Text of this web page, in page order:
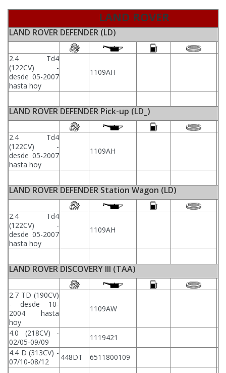
LAND ROVER
LAND ROVER DEFENDER (LD)
2.4 Td4
(122CV) -
desde 05-2007
hasta hoy
1109AH
LAND ROVER DEFENDER Pick-up (LD_)
2.4 Td4
(122CV) -
desde 05-2007
hasta hoy
1109AH
LAND ROVER DEFENDER Station Wagon (LD)
2.4 Td4
(122CV) -
desde 05-2007
hasta hoy
1109AH
LAND ROVER DISCOVERY III (TAA)
2.7 TD (190CV)
- desde 10-
2004 hasta
hoy
1109AW
4.0 (218CV) -
02/05-09/09
1119421
4.4 D (313CV) -
07/10-08/12
448DT 6511800109